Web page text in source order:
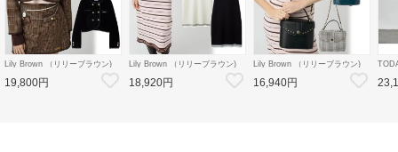
Lily Brown （リリーブラウン)
【LB×MARY QUANT】ダブル
ボタンジャケット 26秋冬
【LWFJ264100】ジャケット
19,800円
Lily Brown （リリーブラウン)
【LB×MARY QUANT】ポロニ
ットワンピース 26秋冬
【LWNO264110】フレアワンピ
18,920円
Lily Brown （リリーブラウン)
【LB×MARY QUANT】スタッ
ズバニティバッグ 26秋冬
【LWGB264343】ハンド・ショ
16,940円
26秋